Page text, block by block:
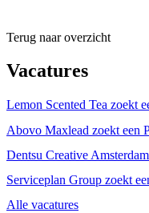
Terug naar overzicht
Vacatures
Lemon Scented Tea zoekt
Abovo Maxlead zoekt een
Dentsu Creative
Serviceplan Group zoekt
Alle vacatures